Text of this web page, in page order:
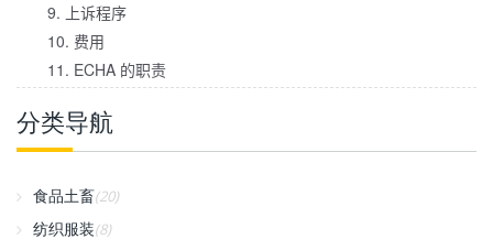
9. 上诉程序
10. 费用
11. ECHA 的职责
分类导航
食品土畜(20)
纺织服装(8)